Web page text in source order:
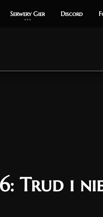
Serwery Gier
Serwery Gier Discord
Discord
Trud i